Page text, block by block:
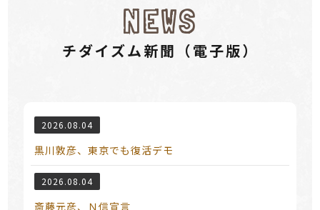
NEWS
チダイズム新聞（電⼦版）
2026.08.04
黒川敦彦、東京でも復活デモ
2026.08.04
斎藤元彦、Ｎ信宣言